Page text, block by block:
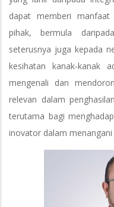
dapat memberi
pihak, bermula
seterusnya juga kepada
kesihatan kanak-kanak
mengenali dan
relevan dalam
terutama bagi
inovator dalam